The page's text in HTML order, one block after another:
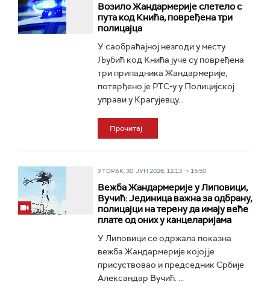
Возило Жандармерије слетело с
пута код Кнића, повређена три
полицајца
У саобраћајној незгоди у месту
Љубић код Кнића јуче су повређена
три припадника Жандармерије,
потврђено је РТС-у у Полицијској
управи у Крагујевцу...
Прочитај
УТОРАК, 30. ЈУН 2026, 12:13 -> 15:50
Вежба Жандармерије у Липовици,
Вучић: Јединица важна за одбрану,
полицајци на терену да имају веће
плате од оних у канцеларијама
У Липовици се одржала показна
вежба Жандармерије којој је
присуствовао и председник Србије
Александар Вучић. ...